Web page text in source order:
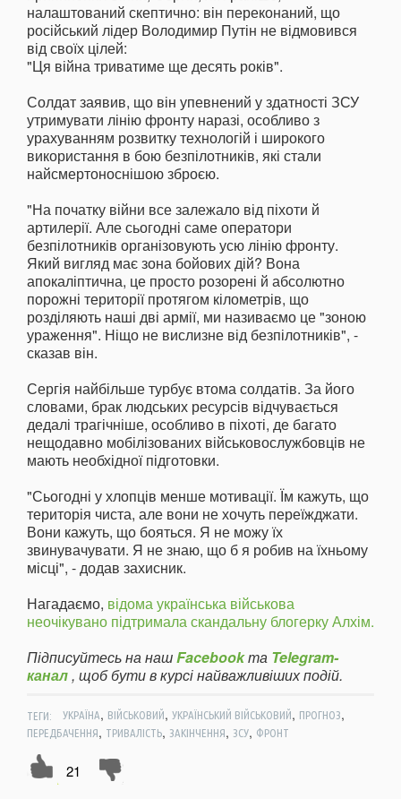
налаштований скептично: він переконаний, що
російський лідер Володимир Путін не відмовився
від своїх цілей:
"Ця війна триватиме ще десять років".
Солдат заявив, що він упевнений у здатності ЗСУ
утримувати лінію фронту наразі, особливо з
урахуванням розвитку технологій і широкого
використання в бою безпілотників, які стали
найсмертоноснішою зброєю.
"На початку війни все залежало від піхоти й
артилерії. Але сьогодні саме оператори
безпілотників організовують усю лінію фронту.
Який вигляд має зона бойових дій? Вона
апокаліптична, це просто розорені й абсолютно
порожні території протягом кілометрів, що
розділяють наші дві армії, ми називаємо це "зоною
ураження". Ніщо не вислизне від безпілотників", -
сказав він.
Сергія найбільше турбує втома солдатів. За його
словами, брак людських ресурсів відчувається
дедалі трагічніше, особливо в піхоті, де багато
нещодавно мобілізованих військовослужбовців не
мають необхідної підготовки.
"Сьогодні у хлопців менше мотивації. Їм кажуть, що
територія чиста, але вони не хочуть переїжджати.
Вони кажуть, що бояться. Я не можу їх
звинувачувати. Я не знаю, що б я робив на їхньому
місці", - додав захисник.
Нагадаємо, відома українська військова
неочікувано підтримала скандальну блогерку Алхім.
Підписуйтесь на нашFacebookта Telegram-
канал, щоб бути в курсі найважливіших подій.
ТЕГИ: УКРАЇНА, ВІЙСЬКОВИЙ, УКРАЇНСЬКИЙ ВІЙСЬКОВИЙ, ПРОГНОЗ,
ПЕРЕДБАЧЕННЯ, ТРИВАЛІСТЬ, ЗАКІНЧЕННЯ, ЗСУ, ФРОНТ
21